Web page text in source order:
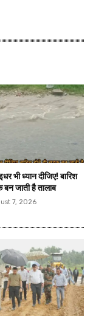
भी ध्यान दीजिए! बारिश
जाती है तालाब
7, 2026